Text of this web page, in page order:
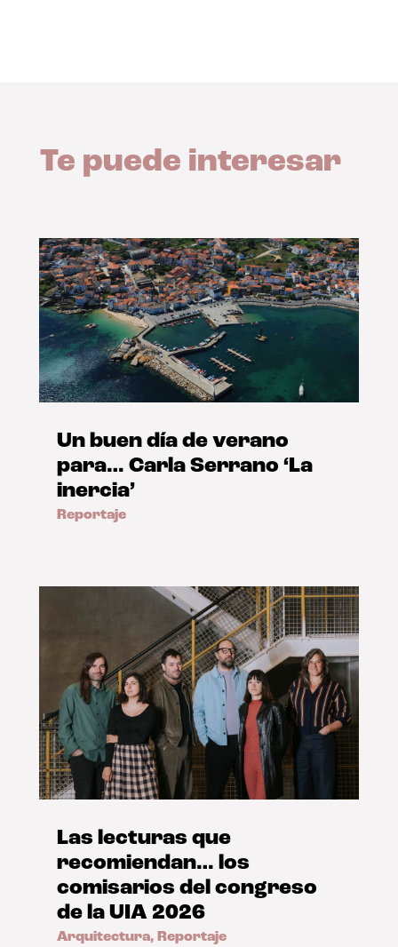
Te puede interesar
Un buen día de verano
para… Carla Serrano ‘La
inercia’
Reportaje
Las lecturas que
recomiendan… los
comisarios del congreso
de la UIA 2026
Arquitectura, Reportaje